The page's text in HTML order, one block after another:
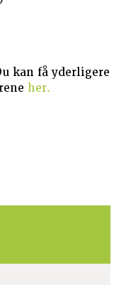
kan få yderligere
her.